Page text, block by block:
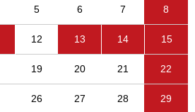
5 6 7 8
12 13 14 15
19 20 21 22
26 27 28 29